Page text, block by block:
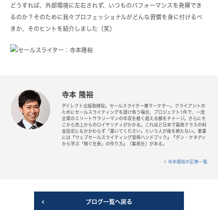
どうすれば、外部環境に左右されず、いつものパフォーマンスを発揮でき
るのか？そのために我々プロフェッショナルがどんな習慣を身に付けるべ
きか、そのヒントを紹介しました（笑）
寺本 隆裕
ダイレクト出版取締役。セールスライター兼マーケター。クライアントの
ためにセールスライティングを請け負う場合、プロジェクト1件で、一流
企業のエリートサラリーマンの年収を軽く超える額をチャージ。さらにそ
こから売上からのロイヤリティがかかる。これほど日本で最高クラスの料
金設定にもかかわらず「書いてください」という人が後を絶たない。著書
には『ウェブセールスライティング習得ハンドブック』『ダン・ケネディ
から学ぶ「稼ぐ社長」の作り方』（集英社）がある。
寺本隆裕の記事一覧
ブログ一覧へ戻る